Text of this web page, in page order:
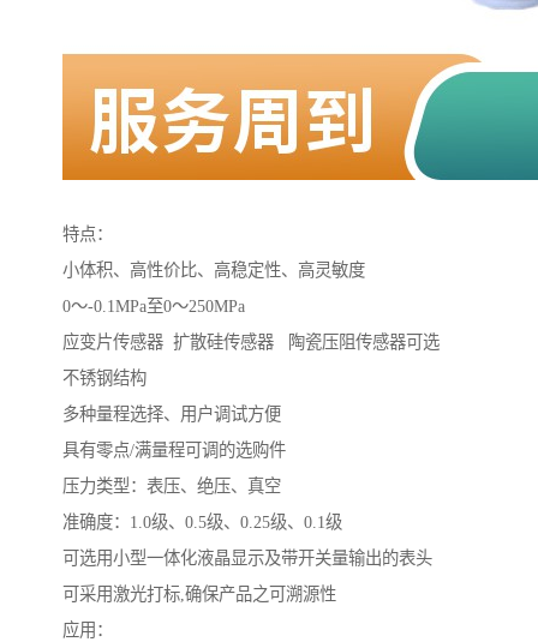
特点：
小体积、高性价比、高稳定性、高灵敏度
0～-0.1MPa至0～250MPa
应变片传感器 扩散硅传感器 陶瓷压阻传感器可选
不锈钢结构
多种量程选择、用户调试方便
具有零点/满量程可调的选购件
压力类型：表压、绝压、真空
准确度：1.0级、0.5级、0.25级、0.1级
可选用小型一体化液晶显示及带开关量输出的表头
可采用激光打标,确保产品之可溯源性
应用：